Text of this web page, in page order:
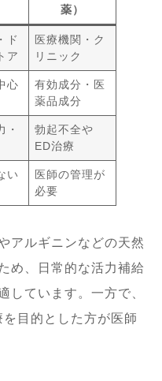
薬）
ド
ア
医療機関・ク
リニック
心
有効成分・医
薬品成分
・
勃起不全や
ED治療
い
医師の管理が
必要
アルギニンなどの天然
め、日常的な活力補給
しています。一方で、
目的とした方が医師